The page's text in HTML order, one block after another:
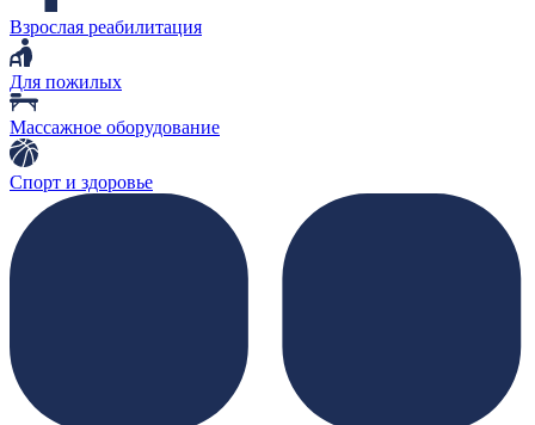
Взрослая реабилитация
Для пожилых
Массажное оборудование
Спорт и здоровье